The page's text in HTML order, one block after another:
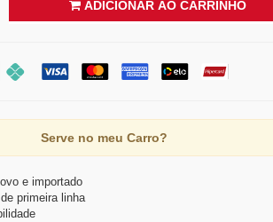
ADICIONAR AO CARRINHO
Serve no meu Carro?
e importado
primeira linha